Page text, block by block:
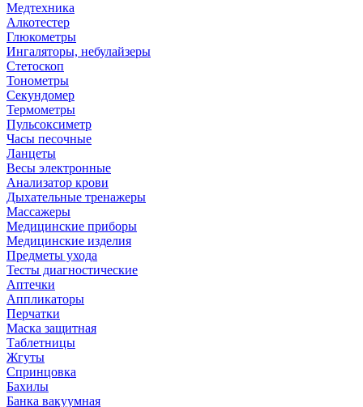
Медтехника
Алкотестер
Глюкометры
Ингаляторы, небулайзеры
Стетоскоп
Тонометры
Секундомер
Термометры
Пульсоксиметр
Часы песочные
Ланцеты
Весы электронные
Анализатор крови
Дыхательные тренажеры
Массажеры
Медицинские приборы
Медицинские изделия
Предметы ухода
Тесты диагностические
Аптечки
Аппликаторы
Перчатки
Маска защитная
Таблетницы
Жгуты
Спринцовка
Бахилы
Банка вакуумная